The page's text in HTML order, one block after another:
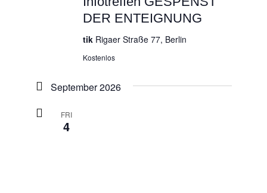
DER ENTEIGNUNG
tik Rigaer Straße 77, Berlin
Kostenlos
September 2026
FRI
4